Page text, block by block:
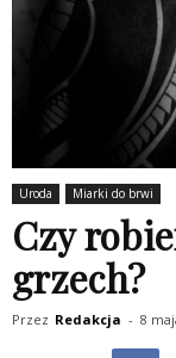
Uroda Miarki do brwi
Czy
grzech?
Przez Redakcja - 8